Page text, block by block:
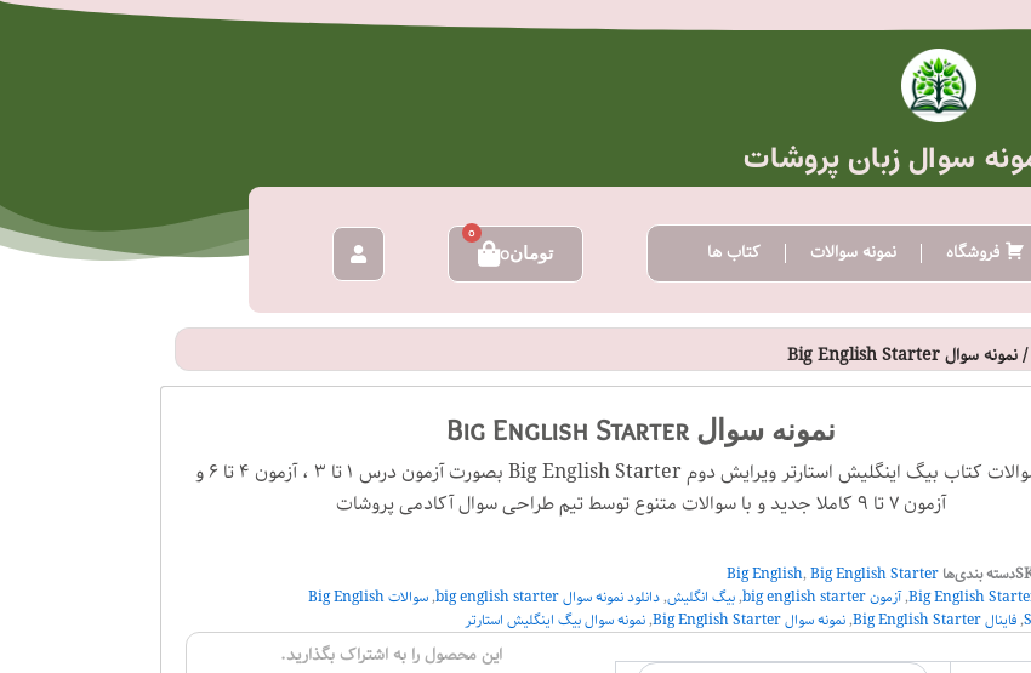
سوال زبان پروشات
فروشگاه نمونه سوالات کتاب ها تومان0
0
سبد
خرید
/ نمونه سوال Big English Starter
نمونه سوال Big English Starter
نمونه سوالات کتاب بیگ اینگلیش استارتر ویرایش دوم Big English Starter بصورت آزمون درس ۱ تا ۳ ، آزمون ۴ تا ۶ و
آزمون ۷ تا ۹ کاملا جدید و با سوالات متنوع توسط تیم طراحی سوال آکادمی پروشات
دسته بندی‌ها Big English,Big English Starter
Big English
,آزمون big english starter ,بیگ انگلیش,دانلود نمونه سوال big english starter ,
سوالات Big English
,فاینال Big English Starter ,نمونه سوال Big English Starter ,نمونه سوال بیگ اینگلیش استارتر
این محصول را به اشتراک بگذارید.